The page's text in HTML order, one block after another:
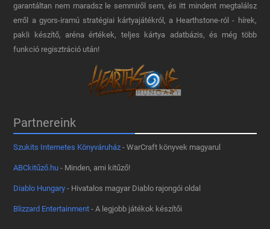
garantáltan nem maradsz le semmiről sem, és itt mindent megtalálsz
erről a gyors-iramú stratégiai kártyajátékról, a Hearthstone-ról - hírek,
pakli készítő, aréna értékek, teljes kártya adatbázis, és még több
funkció regisztráció után!
Partnereink
Szukits Internetes Könyváruház - WarCraft könyvek magyarul
ABCkitűző.hu - Minden, ami kitűző!
Diablo Hungary - Hivatalos magyar Diablo rajongói oldal
Blizzard Entertainment - A legjobb játékok készítői